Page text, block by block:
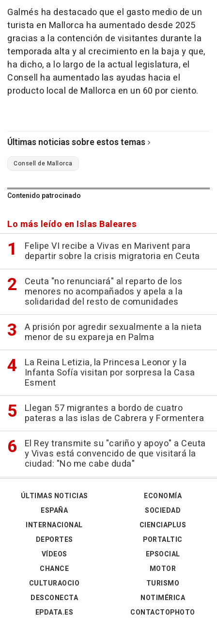
Galmés ha destacado que el gasto medio de un
turista en Mallorca ha aumentado desde 2025
gracias a la contención de visitantes durante la
temporada alta y al crecimiento en la baja y que,
ha dicho, a lo largo de la actual legislatura, el
Consell ha aumentado las ayudas hacia el
producto local de Mallorca en un 60 por ciento.
Últimas noticias sobre estos temas
Consell de Mallorca
Contenido patrocinado
Lo más leído en Islas Baleares
Felipe VI recibe a Vivas en Marivent para
departir sobre la crisis migratoria en Ceuta
Ceuta "no renunciará" al reparto de los
menores no acompañados y apela a la
solidaridad del resto de comunidades
A prisión por agredir sexualmente a la nieta
menor de su expareja en Palma
La Reina Letizia, la Princesa Leonor y la
Infanta Sofía visitan por sorpresa la Casa
Esment
Llegan 57 migrantes a bordo de cuatro
pateras a las islas de Cabrera y Formentera
El Rey transmite su "cariño y apoyo" a Ceuta
y Vivas está convencido de que visitará la
ciudad: "No me cabe duda"
ÚLTIMAS NOTICIAS
ESPAÑA
INTERNACIONAL
DEPORTES
VÍDEOS
ECONOMÍA
SOCIEDAD
CIENCIAPLUS
PORTALTIC
EPSOCIAL
CHANCE
CULTURAOCIO
DESCONECTA
EPDATA.ES
MOTOR
TURISMO
NOTIMÉRICA
CONTACTOPHOTO